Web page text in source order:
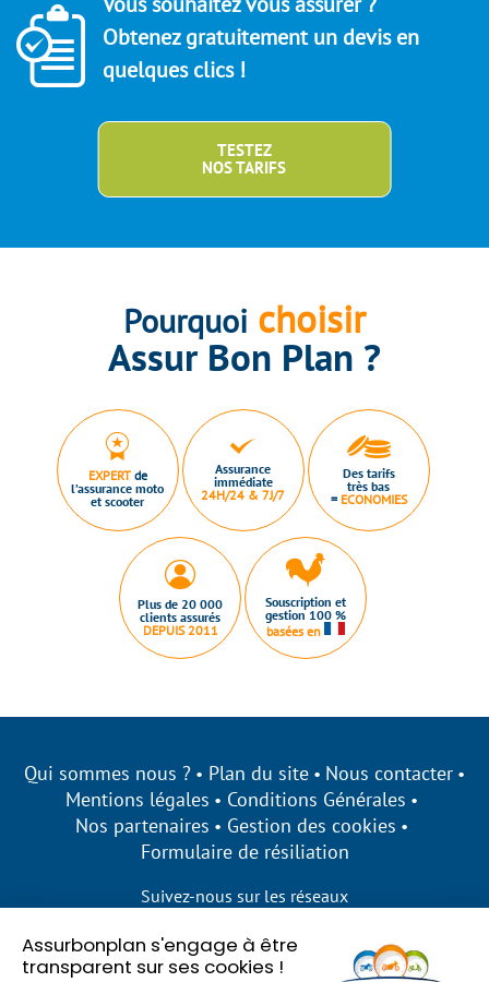
Assurbonplan s'engage à être
transparent sur ses cookies !
Obtenez gratuitement un devis en
quelques clics !
TESTEZ
NOS TARIFS
Pourquoi choisir
Assur Bon Plan ?
EXPERTde
l’assurance moto
et scooter
Assurance
immédiate
24H/24 & 7J/7
Des tarifs
très bas
= ECONOMIES
Plus de 20 000
clients assurés
DEPUIS 2011
Souscription et
gestion 100 %
basées en
Qui sommes nous ? Plan du site
Nous contacter
Mentions légales
Conditions Générales
Nos partenaires
Gestion des cookies
Formulaire de résiliation
Suivez-nous sur les réseaux